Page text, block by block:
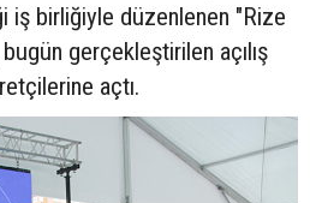
iş birliğiyle düzenlenen "Rize
gerçekleştirilen açılış
açtı.